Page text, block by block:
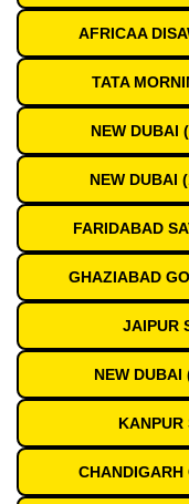
AFRICAA
TATA
NEW DUBAI
NEW DUBAI
FARIDABAD
GHAZIABAD
JAIPUR
NEW DUBAI
KANPUR
CHANDIGARH